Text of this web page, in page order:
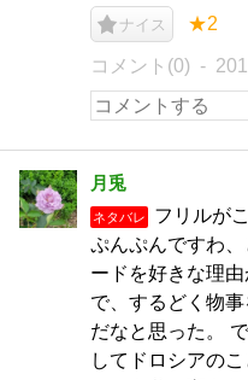
ナイス ★2
コメント(0)
月兎
ネタバレ
フリルが
ぷんぷんですわ
ードを好きな理
で、するどく物
だなと思った。
してドロシアの